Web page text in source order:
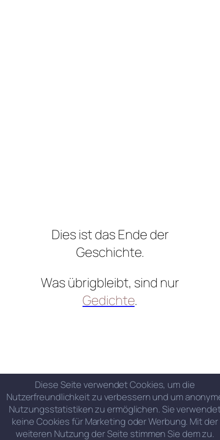
Dies ist das Ende der
Geschichte.
Was übrigbleibt, sind nur
Gedichte.
Diese Seite verwendet Cookies, um die
Nutzerfreundlichkeit zu verbessern und um
Nutzungsstatistiken zu ermöglichen. Sie
keine Cookies für Marketing oder Werbung. Mit der
weiteren Nutzung der Seite stimmen Sie dem zu.